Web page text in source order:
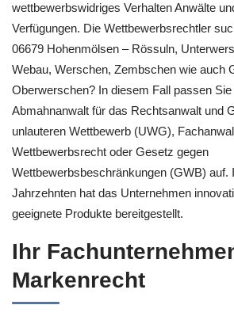
wettbewerbswidriges Verhalten Anwälte
Verfügungen. Die Wettbewerbsrechtler
06679 Hohenmölsen – Rössuln,
Webau, Werschen, Zembschen wie auch
Oberwerschen? In diesem Fall passen
Abmahnanwalt für das Rechtsanwalt und
unlauteren Wettbewerb (UWG),
Wettbewerbsrecht oder Gesetz gegen
Wettbewerbsbeschränkungen (GWB) auf.
Jahrzehnten hat das Unternehmen
geeignete Produkte bereitgestellt.
Ihr
Markenrecht